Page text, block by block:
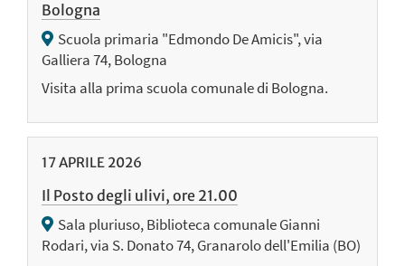
Bologna
Scuola primaria "Edmondo De Amicis", via
Galliera 74, Bologna
Visita alla prima scuola comunale di Bologna.
17APRILE 2026
Il Posto degli ulivi, ore 21.00
Sala pluriuso, Biblioteca comunale Gianni
Rodari, via S. Donato 74, Granarolo dell'Emilia (BO)